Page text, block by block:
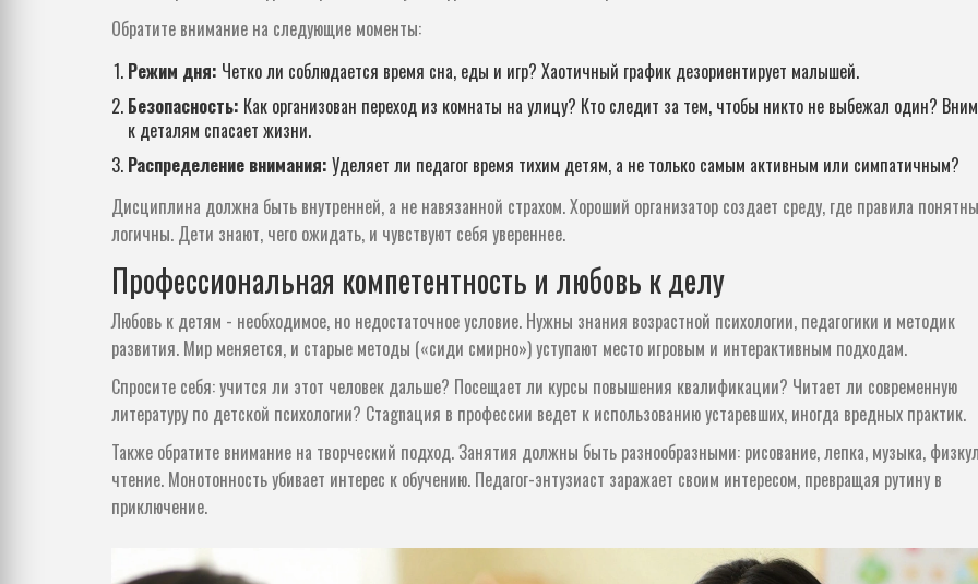
Обратите внимание на следующие моменты:
Режим дня: Четко ли соблюдается время сна, еды и игр? Хаотичный график дезориентирует малышей.
Безопасность: Как организован переход из комнаты на улицу? Кто следит за тем, чтобы никто не выбежал один?
к деталям спасает жизни.
Распределение внимания: Уделяет ли педагог время тихим детям, а не только самым активным или симпатичным?
Дисциплина должна быть внутренней, а не навязанной страхом. Хороший организатор создает среду, где правила
логичны. Дети знают, чего ожидать, и чувствуют себя увереннее.
Профессиональная компетентность и любовь к делу
Любовь к детям - необходимое, но недостаточное условие. Нужны знания возрастной психологии, педагогики и методик
развития. Мир меняется, и старые методы («сиди смирно») уступают место игровым и интерактивным подходам.
Спросите себя: учится ли этот человек дальше? Посещает ли курсы повышения квалификации? Читает ли современную
литературу по детской психологии? Стagnация в профессии ведет к использованию устаревших, иногда вредных практик.
Также обратите внимание на творческий подход. Занятия должны быть разнообразными: рисование, лепка, музыка,
чтение. Монотонность убивает интерес к обучению. Педагог-энтузиаст заражает своим интересом, превращая рутину в
приключение.